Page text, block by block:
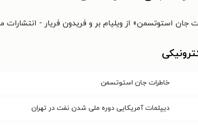
جان استوتسمن» از ویلیام بر و فریدون فریار - انتشارات
خاطرات جان استوتسمن
دیپلمات آمریکایی دوره ملی شدن نفت در تهران